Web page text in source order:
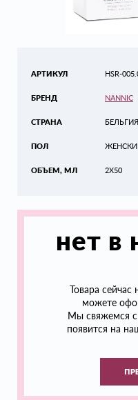
АРТИКУЛ
БРЕНД
СТРАНА
ПОЛ
ОБЪЕМ, МЛ
HSR-
NANNIC
БЕЛЬГИЯ
2X50
нет в
Товара сейчас
можете
Мы свяжемся с
появится на